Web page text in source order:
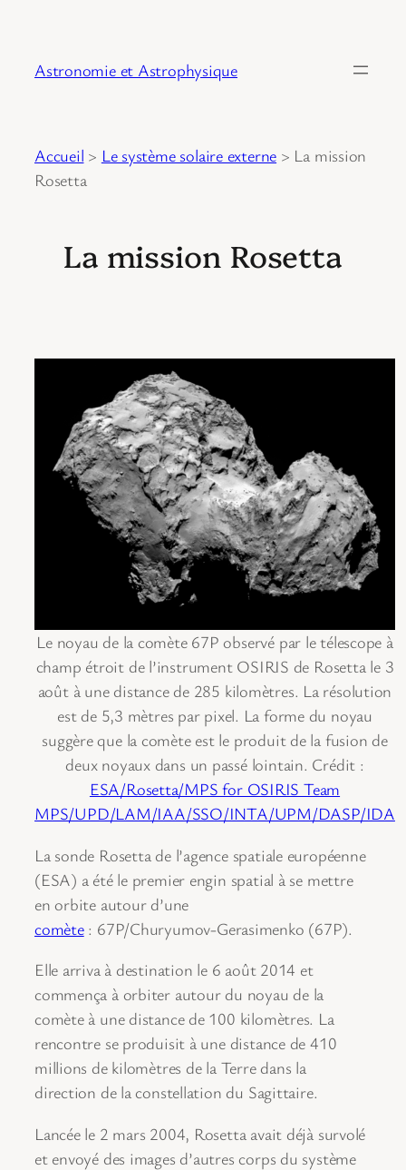
Astronomie et Astrophysique
Accueil > Le système solaire externe > La mission
Rosetta
La mission Rosetta
Le noyau de la comète 67P observé par le télescope à
champ étroit de l’instrument OSIRIS de Rosetta le 3
août à une distance de 285 kilomètres. La résolution
est de 5,3 mètres par pixel. La forme du noyau
suggère que la comète est le produit de la fusion de
deux noyaux dans un passé lointain. Crédit :
ESA/Rosetta/MPS for OSIRIS Team
MPS/UPD/LAM/IAA/SSO/INTA/UPM/DASP/IDA
La sonde Rosetta de l’agence spatiale européenne
(ESA) a été le premier engin spatial à se mettre
en orbite autour d’une
comète: 67P/Churyumov-Gerasimenko (67P).
Elle arriva à destination le 6 août 2014 et
commença à orbiter autour du noyau de la
comète à une distance de 100 kilomètres. La
rencontre se produisit à une distance de 410
millions de kilomètres de la Terre dans la
direction de la constellation du Sagittaire.
Lancée le 2 mars 2004, Rosetta avait déjà survolé
et envoyé des images d’autres corps du système